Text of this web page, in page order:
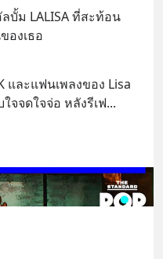
อาหาร Diip CBD ช่วย
ครียด ลดความวิตกกังวล
าย ซึ่งช่วยให้การนอน
CBD 💬 LINE :
หรือกดลิงก์
ลบั้ม LALISA ที่สะท้อน
องเธอ
และแฟนเพลงของ Lisa
จจดใจจ่อ หลังรีเฟ